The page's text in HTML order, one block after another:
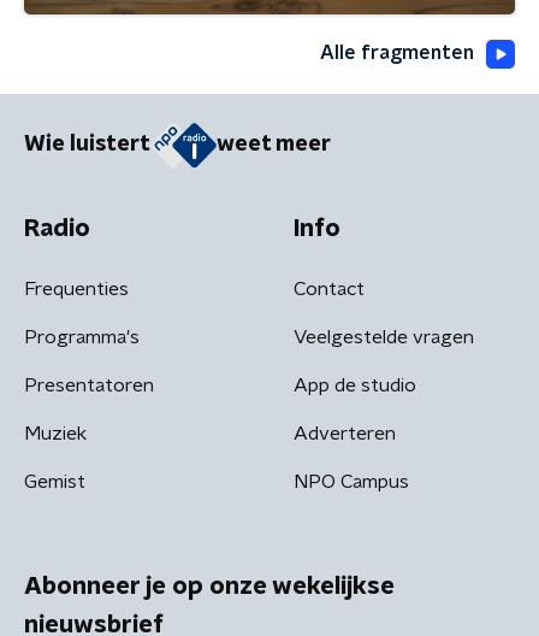
Alle fragmenten
Wie luistert weet meer
Radio
Frequenties
Programma's
Presentatoren
Muziek
Gemist
Info
Contact
Veelgestelde vragen
App de studio
Adverteren
NPO Campus
Abonneer je op onze wekelijkse
nieuwsbrief